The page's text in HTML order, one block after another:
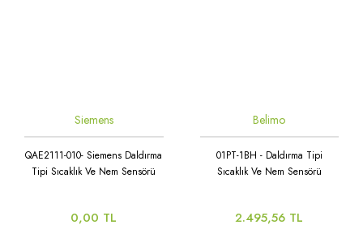
Siemens
QAE2111-010- Siemens Daldırma
Tipi Sıcaklık Ve Nem Sensörü
0,00 TL
Belimo
01PT-1BH - Daldırma Tipi
Sıcaklık Ve Nem Sensörü
2.495,56 TL